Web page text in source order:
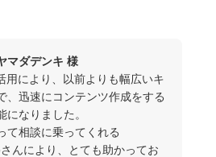
マダデンキ 様
用により、以前よりも幅広いキ
、迅速にコンテンツ作成をする
になりました。
て相談に乗ってくれる
んにより、とても助かってお